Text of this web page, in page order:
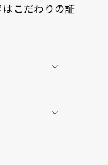
こだわりの証